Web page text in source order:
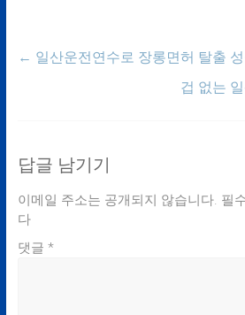
← 일산운전연수로 장롱면허 탈출
겁 없는
답글 남기기
이메일 주소는 공개되지 않습니다. 필
다
댓글 *